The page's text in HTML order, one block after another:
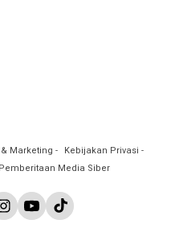
Marketing
Kebijakan Privasi
Media Siber